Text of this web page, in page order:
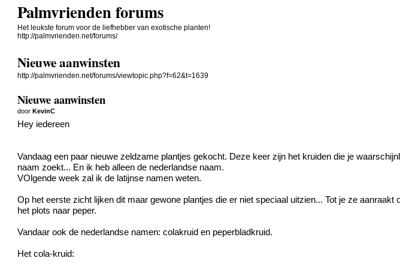
Palmvrienden forums
Het leukste forum voor de liefhebber van exotische planten!
http://palmvrienden.net/forums/
Nieuwe aanwinsten
http://palmvrienden.net/forums/viewtopic.php?f=62&t=1639
Nieuwe aanwinsten
doorKevinC
Hey iedereen
Vandaag een paar nieuwe zeldzame plantjes gekocht. Deze keer zijn het kruiden die je
naam zoekt... En ik heb alleen de nederlandse naam.
VOlgende week zal ik de latijnse namen weten.
Op het eerste zicht lijken dit maar gewone plantjes die er niet speciaal uitzien... Tot je ze
het plots naar peper.
Vandaar ook de nederlandse namen: colakruid en peperbladkruid.
Het cola-kruid: